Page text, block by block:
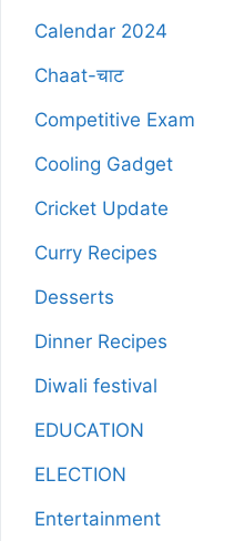
Calendar 2024
Chaat-चाट
Competitive Exam
Cooling Gadget
Cricket Update
Curry Recipes
Desserts
Dinner Recipes
Diwali festival
EDUCATION
ELECTION
Entertainment